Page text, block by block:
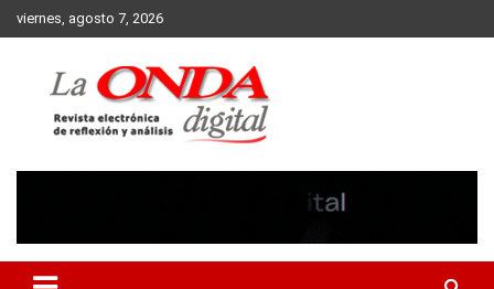
Skip
to
viernes, agosto 7, 2026